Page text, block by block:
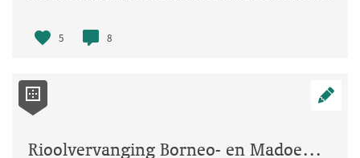
5 8
Rioolvervanging Borneo- en Madoerastraat